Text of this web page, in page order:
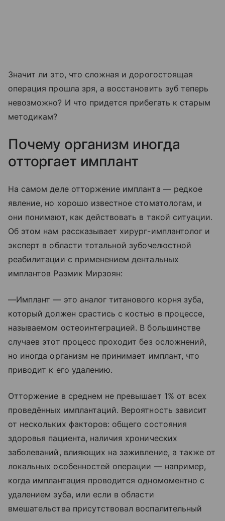
Значит ли это, что сложная и дорогостоящая
операция прошла зря, а восстановить зуб теперь
невозможно? И что придется прибегать к старым
методикам?
Почему организм иногда
отторгает имплант
На самом деле отторжение импланта — редкое
явление, но хорошо известное стоматологам, и
они понимают, как действовать в такой ситуации.
Об этом нам рассказывает хирург-имплантолог и
эксперт в области тотальной зубочелюстной
реабилитации с применением дентальных
имплантов Размик Мирзоян:
—Имплант — это аналог титанового корня зуба,
который должен срастись с костью в процессе,
называемом остеоинтеграцией. В большинстве
случаев этот процесс проходит без осложнений,
но иногда организм не принимает имплант, что
приводит к его удалению.
Отторжение в среднем не превышает 1% от всех
проведённых имплантаций. Вероятность зависит
от нескольких факторов: общего состояния
здоровья пациента, наличия хронических
заболеваний, влияющих на заживление, а также от
локальных особенностей операции — например,
когда имплантация проводится одномоментно с
удалением зуба, или если в области
вмешательства присутствовал воспалительный